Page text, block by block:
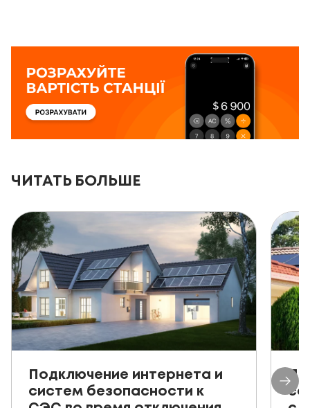
ЧИТАТЬ БОЛЬШЕ
Подключение интернета и
систем безопасности к